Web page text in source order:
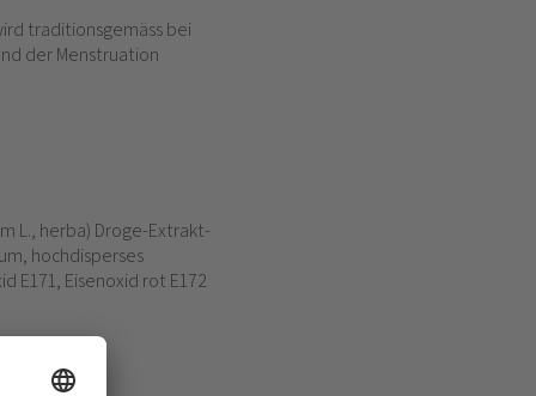
traditionsgemäss bei
der Menstruation
L., herba) Droge-Extrakt-
hochdisperses
E171, Eisenoxid rot E172